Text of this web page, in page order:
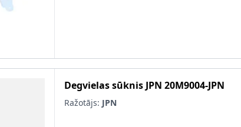
Degvielas sūknis JPN 20M9004-JPN
Ražotājs: JPN